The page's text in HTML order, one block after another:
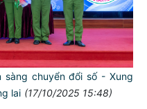
sàng chuyển đổi số - Xung
lai (17/10/2025 15:48)
MỆNH LÀ: